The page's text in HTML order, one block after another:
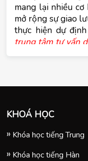
mang lại nhiều cơ
mở rộng sự giao
thực hiện dự định
trung tâm tư vấn
KHOÁ HỌC
Khóa học tiếng Trung
Khóa học tiếng Hàn